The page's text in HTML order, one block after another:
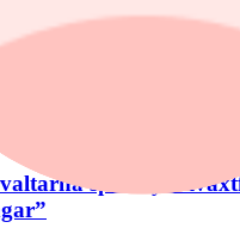
steg 8,6% i juli, mot 2,2% för
Mips och Troax bidrog till
fortsatt stor potential.
spår ny